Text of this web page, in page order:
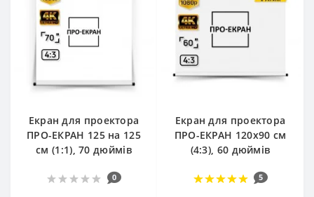
Екран для проектора
ПРО-ЕКРАН 125 на 125
см (1:1), 70 дюймів
0
Екран для проектора
ПРО-ЕКРАН 120х90 см
(4:3), 60 дюймів
5